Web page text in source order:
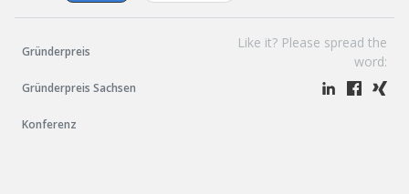
Gründerpreis
Gründerpreis Sachsen
Konferenz
Like it? Please spread the
word: